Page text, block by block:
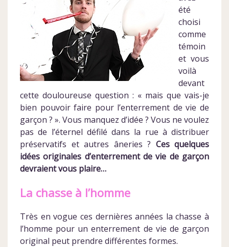
été
choisi
comme
témoin
et vous
voilà
devant
cette douloureuse question : « mais que vais-je
bien pouvoir faire pour l’enterrement de vie de
garçon ? ». Vous manquez d’idée ? Vous ne voulez
pas de l’éternel défilé dans la rue à distribuer
préservatifs et autres âneries ? Ces quelques
idées originales d’enterrement de vie de garçon
devraient vous plaire…
La chasse à l’homme
Très en vogue ces dernières années la chasse à
l’homme pour un enterrement de vie de garçon
original peut prendre différentes formes.